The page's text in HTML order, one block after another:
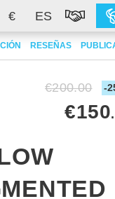
€ ES
RESEÑAS
€200.00 -
€150